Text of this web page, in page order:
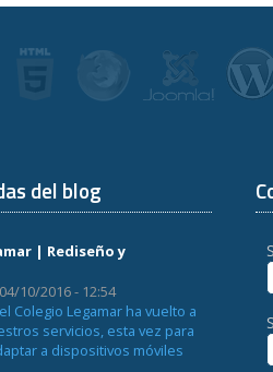
del blog
| Rediseño y
10/2016 - 12:54
Colegio Legamar ha vuelto a
servicios, esta vez para
a dispositivos móviles